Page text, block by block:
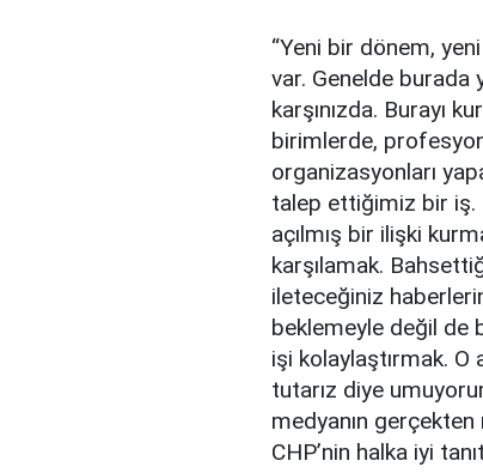
“Yeni bir dönem,
var. Genelde burada
karşınızda. Burayı
birimlerde,
organizasyonları
talep ettiğimiz bir iş.
açılmış bir ilişki
karşılamak.
ileteceğiniz
beklemeyle değil de
işi kolaylaştırmak.
tutarız diye
medyanın
CHP’nin halka iyi